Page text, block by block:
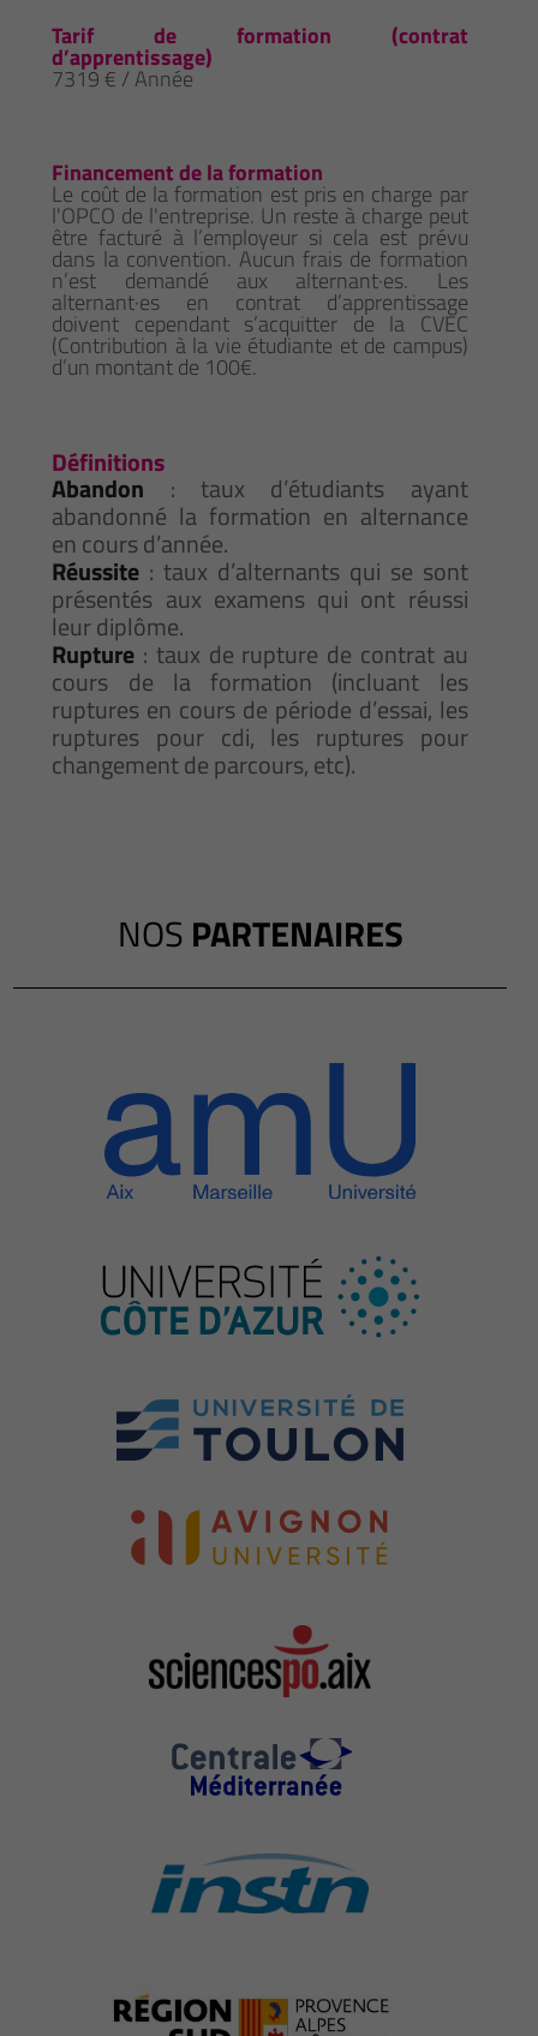
Tarif de formation (contrat
d’apprentissage)
7319 € / Année
Financement de la formation
Le coût de la formation est pris en charge par
l'OPCO de l'entreprise. Un reste à charge peut
être facturé à l’employeur si cela est prévu
dans la convention. Aucun frais de formation
n’est demandé aux alternant·es. Les
alternant·es en contrat d’apprentissage
doivent cependant s’acquitter de la CVEC
(Contribution à la vie étudiante et de campus)
d’un montant de 100€.
Définitions
Abandon : taux d’étudiants ayant
abandonné la formation en alternance
en cours d’année.
Réussite : taux d’alternants qui se sont
présentés aux examens qui ont réussi
leur diplôme.
Rupture : taux de rupture de contrat au
cours de la formation (incluant les
ruptures en cours de période d’essai, les
ruptures pour cdi, les ruptures pour
changement de parcours, etc).
NOS PARTENAIRES